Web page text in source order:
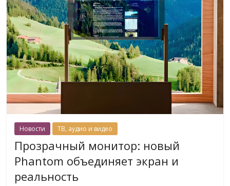
Новости ТВ, аудио и видео
Прозрачный монитор: новый
Phantom объединяет экран и
реальность